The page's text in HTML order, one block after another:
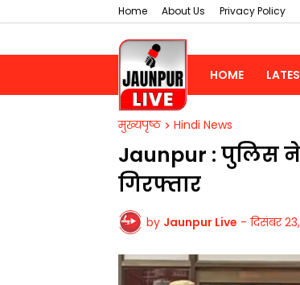
Home About Us Privacy Policy
HOME
मुख्यपृष्ठ Hindi News
Jaunpur : ​पुलिस
गिरफ्तार
by Jaunpur Live - दिसंबर